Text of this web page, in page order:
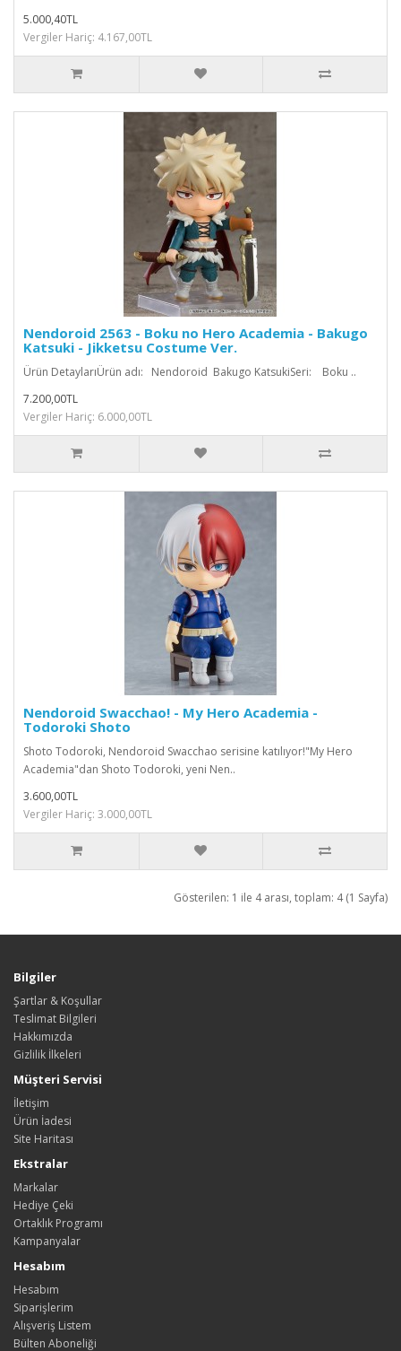
5.000,40TL
Vergiler Hariç: 4.167,00TL
Nendoroid 2563 - Boku no Hero Academia - Bakugo
Katsuki - Jikketsu Costume Ver.
Ürün DetaylarıÜrün adı: Nendoroid Bakugo KatsukiSeri: Boku ..
7.200,00TL
Vergiler Hariç: 6.000,00TL
Nendoroid Swacchao! - My Hero Academia -
Todoroki Shoto
Shoto Todoroki, Nendoroid Swacchao serisine katılıyor!"My Hero
Academia"dan Shoto Todoroki, yeni Nen..
3.600,00TL
Vergiler Hariç: 3.000,00TL
Gösterilen: 1 ile 4 arası, toplam: 4 (1 Sayfa)
Bilgiler
Şartlar & Koşullar
Teslimat Bilgileri
Hakkımızda
Gizlilik İlkeleri
Müşteri Servisi
İletişim
Ürün İadesi
Site Haritası
Ekstralar
Markalar
Hediye Çeki
Ortaklık Programı
Kampanyalar
Hesabım
Hesabım
Siparişlerim
Alışveriş Listem
Bülten Aboneliği